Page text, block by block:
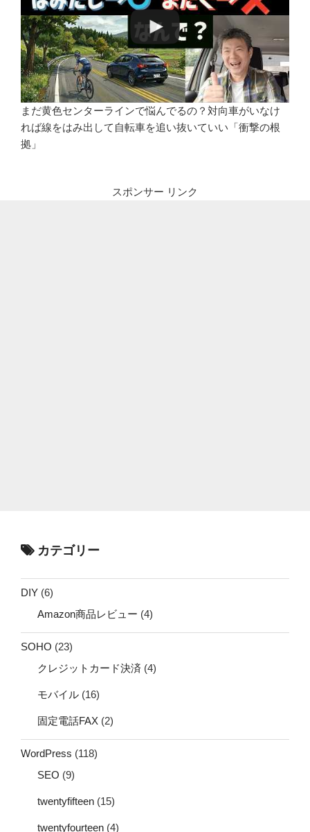
まだ黄色センターラインで悩んでるの？対向車がいなけ
れば線をはみ出して自転車を追い抜いていい「衝撃の根
拠」
スポンサー リンク
カテゴリー
DIY (6)
Amazon商品レビュー (4)
SOHO (23)
クレジットカード決済 (4)
モバイル (16)
固定電話FAX (2)
WordPress (118)
SEO (9)
twentyfifteen (15)
twentyfourteen (4)